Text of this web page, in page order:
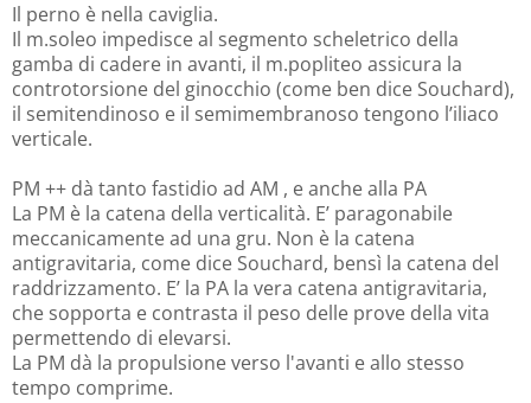
Il perno è nella caviglia.
Il m.soleo impedisce al segmento scheletrico della
gamba di cadere in avanti, il m.popliteo assicura la
controtorsione del ginocchio (come ben dice Souchard),
il semitendinoso e il semimembranoso tengono l’iliaco
verticale.
PM ++ dà tanto fastidio ad AM , e anche alla PA
La PM è la catena della verticalità. E’ paragonabile
meccanicamente ad una gru. Non è la catena
antigravitaria, come dice Souchard, bensì la catena del
raddrizzamento. E’ la PA la vera catena antigravitaria,
che sopporta e contrasta il peso delle prove della vita
permettendo di elevarsi.
La PM dà la propulsione verso l'avanti e allo stesso
tempo comprime.